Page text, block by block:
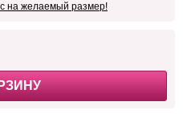
на желаемый размер!